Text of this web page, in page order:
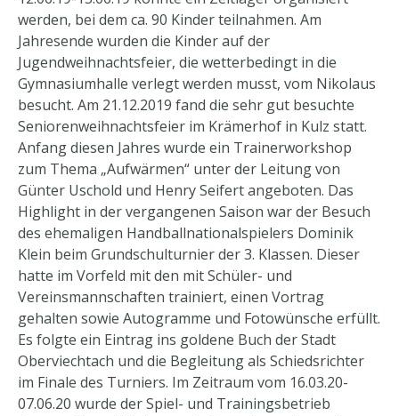
werden, bei dem ca. 90 Kinder teilnahmen. Am
Jahresende wurden die Kinder auf der
Jugendweihnachtsfeier, die wetterbedingt in die
Gymnasiumhalle verlegt werden musst, vom Nikolaus
besucht. Am 21.12.2019 fand die sehr gut besuchte
Seniorenweihnachtsfeier im Krämerhof in Kulz statt.
Anfang diesen Jahres wurde ein Trainerworkshop
zum Thema „Aufwärmen“ unter der Leitung von
Günter Uschold und Henry Seifert angeboten. Das
Highlight in der vergangenen Saison war der Besuch
des ehemaligen Handballnationalspielers Dominik
Klein beim Grundschulturnier der 3. Klassen. Dieser
hatte im Vorfeld mit den mit Schüler- und
Vereinsmannschaften trainiert, einen Vortrag
gehalten sowie Autogramme und Fotowünsche erfüllt.
Es folgte ein Eintrag ins goldene Buch der Stadt
Oberviechtach und die Begleitung als Schiedsrichter
im Finale des Turniers. Im Zeitraum vom 16.03.20-
07.06.20 wurde der Spiel- und Trainingsbetrieb